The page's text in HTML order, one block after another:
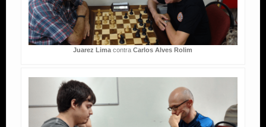
Juarez Lima contraCarlos Alves Rolim